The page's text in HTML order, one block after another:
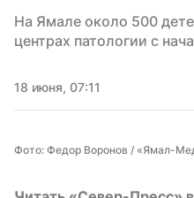
На Ямале около 500
центрах патологии с
18 июня, 07:11
Фото: Федор Воронов / «Ямал-